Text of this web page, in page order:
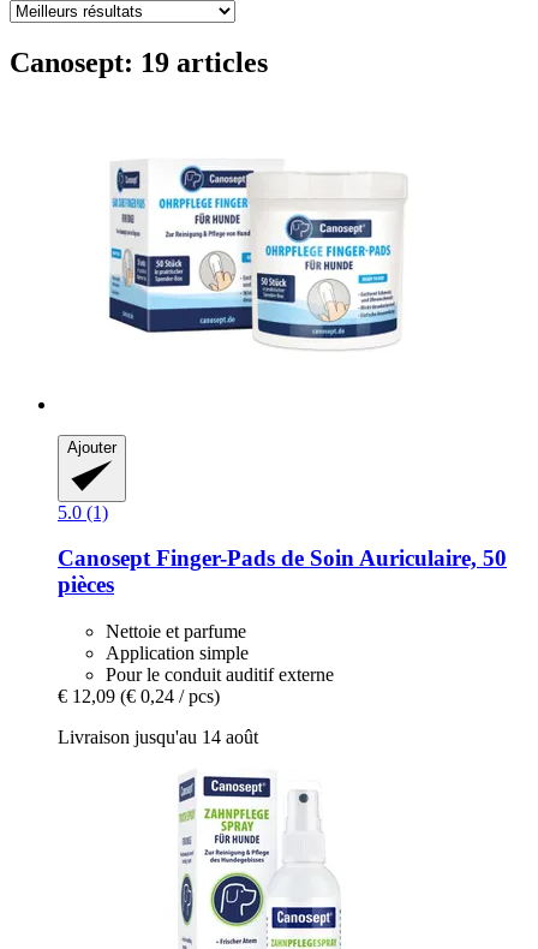
Canosept: 19 articles
Ajouter
5.0 (1)
CanoseptFinger-​Pads de Soin Auriculaire, 50
pièces
Nettoie et parfume
Application simple
Pour le conduit auditif externe
€ 12,09 (€ 0,24 / pcs)
Livraison jusqu'au 14 août